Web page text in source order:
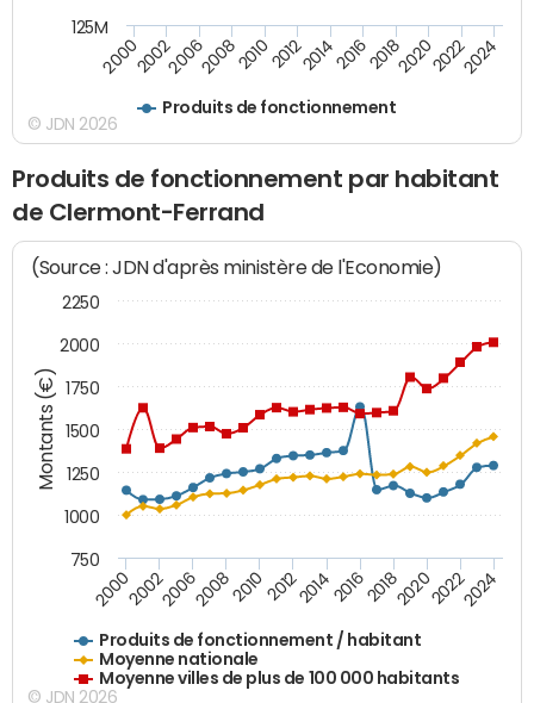
Produits de fonctionnement
200020022006200820102012201420162018202020222024
125M
© JDN 2026
Produits de fonctionnement par habitant
de Clermont-Ferrand
Montants (€)
(Source : JDN d'après ministère de l'Economie)
Produits de fonctionnement / habitant
Moyenne nationale
Moyenne villes de plus de 100 000 habitants
200020022006200820102012201420162018202020222024
750
1000
1250
1500
1750
2000
2250
© JDN 2026